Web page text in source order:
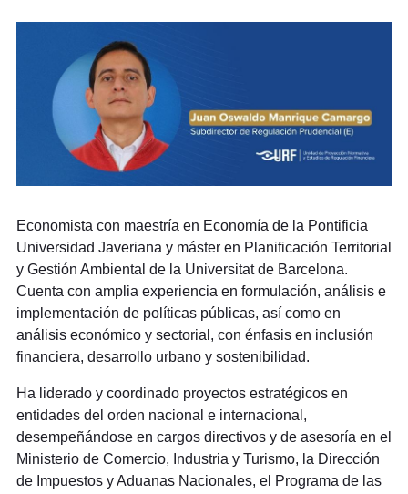
Economista con maestría en Economía de la Pontificia
Universidad Javeriana y máster en Planificación Territorial
y Gestión Ambiental de la Universitat de Barcelona.
Cuenta con amplia experiencia en formulación, análisis e
implementación de políticas públicas, así como en
análisis económico y sectorial, con énfasis en inclusión
financiera, desarrollo urbano y sostenibilidad.
Ha liderado y coordinado proyectos estratégicos en
entidades del orden nacional e internacional,
desempeñándose en cargos directivos y de asesoría en el
Ministerio de Comercio, Industria y Turismo, la Dirección
de Impuestos y Aduanas Nacionales, el Programa de las